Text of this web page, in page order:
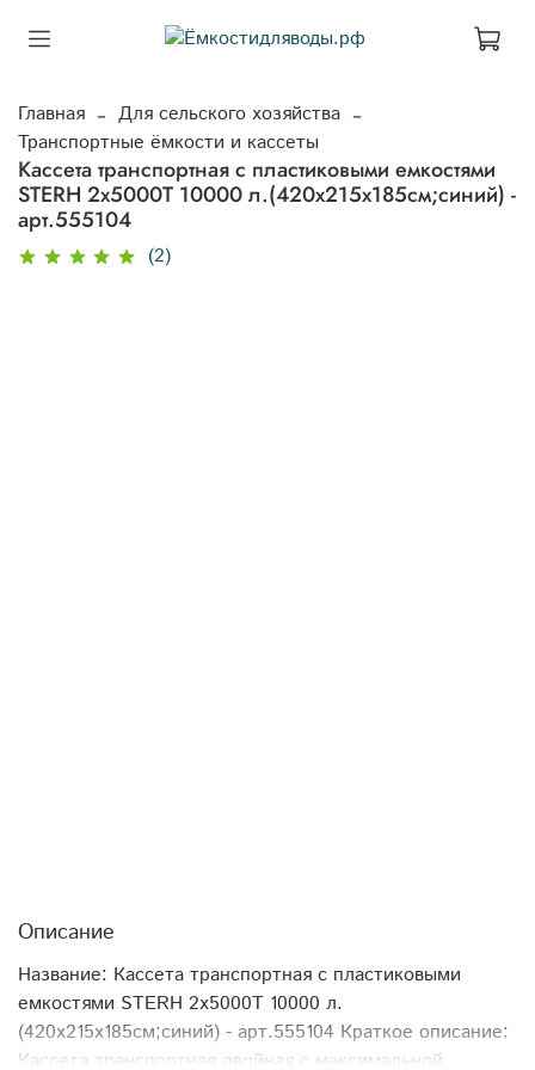
Главная
Для сельского хозяйства
Транспортные ёмкости и кассеты
Кассета транспортная с пластиковыми емкостями
STERH 2х5000T 10000 л.(420x215x185см;синий) -
арт.555104
(2)
Описание
Название: Кассета транспортная с пластиковыми
емкостями STERH 2х5000T 10000 л.
(420x215x185см;синий) - арт.555104 Краткое описание:
Кассета транспортная двойная с максимальной